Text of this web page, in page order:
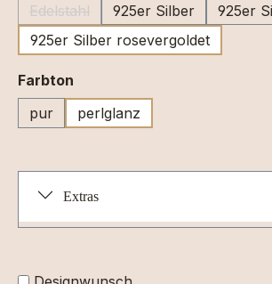
Edelstahl
(Diese Option ist zurzeit nicht
925er Silber
925er
925er Silber rosevergoldet
Farbton
pur
perlglanz
Extras